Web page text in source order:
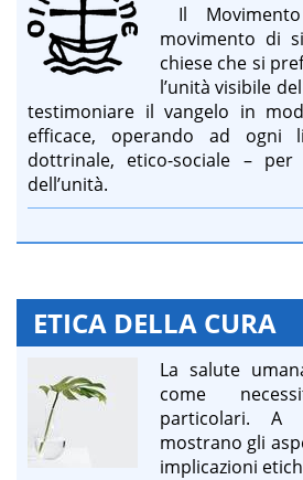
Il
movimento di
chiese che si
l’unità visibile
testimoniare il vangelo in
efficace, operando ad ogni
dottrinale, etico-sociale –
dell’unità.
ETICA DELLA CURA
La salute
come
particolari. A
mostrano gli
implicazioni